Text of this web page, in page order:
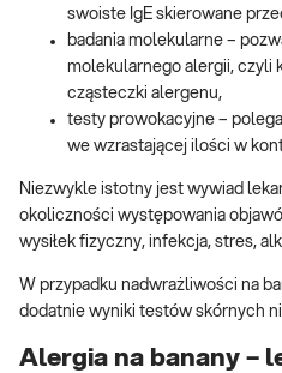
swoiste IgE skierowane
badania molekularne –
molekularnego alergii, czyli
cząsteczki alergenu,
testy prowokacyjne –
we wzrastającej ilości w
Niezwykle istotny jest wywiad
okoliczności występowania
wysiłek fizyczny, infekcja, stres,
W przypadku nadwrażliwości na
dodatnie wyniki testów skórnych
Alergia na banany –